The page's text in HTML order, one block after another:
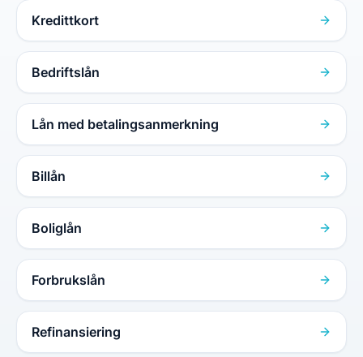
Kredittkort
Bedriftslån
Lån med betalingsanmerkning
Billån
Boliglån
Forbrukslån
Refinansiering